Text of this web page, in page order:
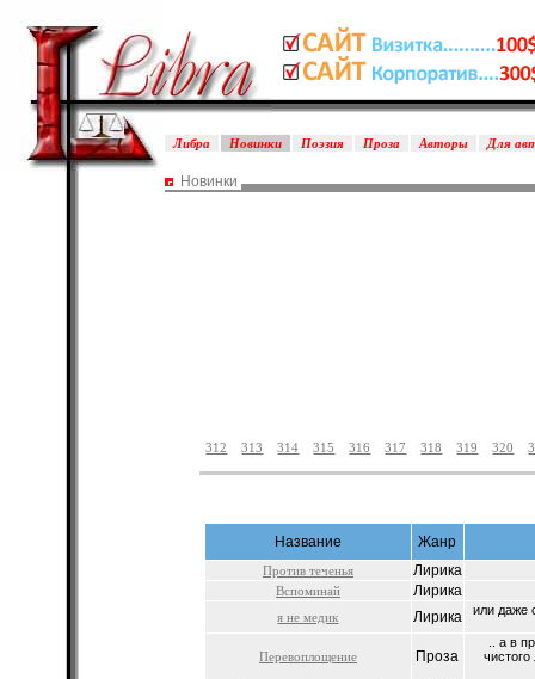
Либра Новинки Поэзия Проза Авторы Для
Новинки
312 313 314 315 316 317 318 319 320
Название Жанр
Против теченья Лирика
Вспоминай Лирика
я не медик Лирика или даже
Перевоплощение Проза
.. а в